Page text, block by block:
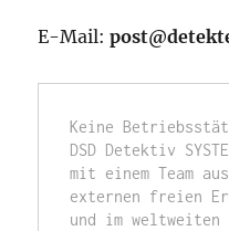
E-Mail:
Keine
DSD Detektiv
mit einem Team
externen freien
und im weltweiten